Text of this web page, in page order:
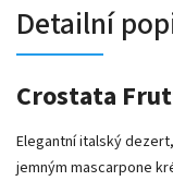
Detailní
Crostata
Elegantní italský
jemným mascarpone